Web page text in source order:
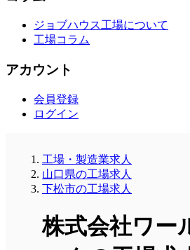
ジョブハウス工場について
工場コラム
アカウント
会員登録
ログイン
工場・製造業求人
山口県の工場求人
下松市の工場求人
株式会社ワー